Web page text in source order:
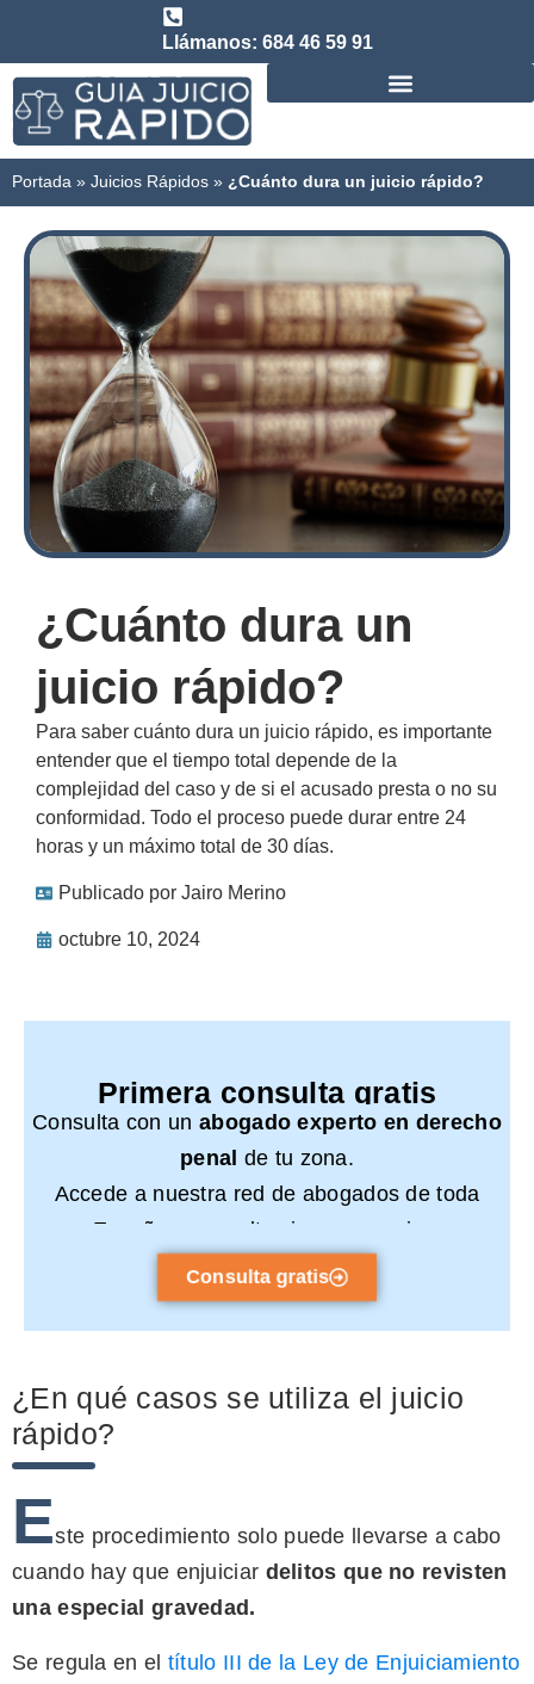
Llámanos: 684 46 59 91
Portada » Juicios Rápidos » ¿Cuánto dura un juicio rápido?
¿Cuánto dura un
juicio rápido?
Para saber cuánto dura un juicio rápido, es importante
entender que el tiempo total depende de la
complejidad del caso y de si el acusado presta o no su
conformidad. Todo el proceso puede durar entre 24
horas y un máximo total de 30 días.
Publicado por Jairo Merino
octubre 10, 2024
Primera consulta gratis
Consulta con un abogado experto en derecho
penal de tu zona.
Accede a nuestra red de abogados de toda
España y consulta sin compromiso.
Consulta gratis
¿En qué casos se utiliza el juicio
rápido?
Este procedimiento solo puede llevarse a cabo
cuando hay que enjuiciar delitos que no revisten
una especial gravedad.
Se regula en el título IIIde la Ley de Enjuiciamiento